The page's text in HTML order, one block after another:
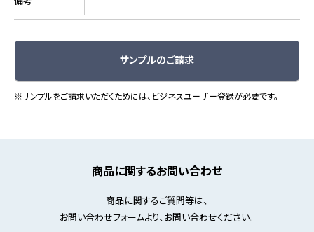
サンプルのご請求
※サンプルをご請求いただくためには、ビジネスユーザー登録が必要です。
商品に関するお問い合わせ
商品に関するご質問等は、
お問い合わせフォームより、お問い合わせください。